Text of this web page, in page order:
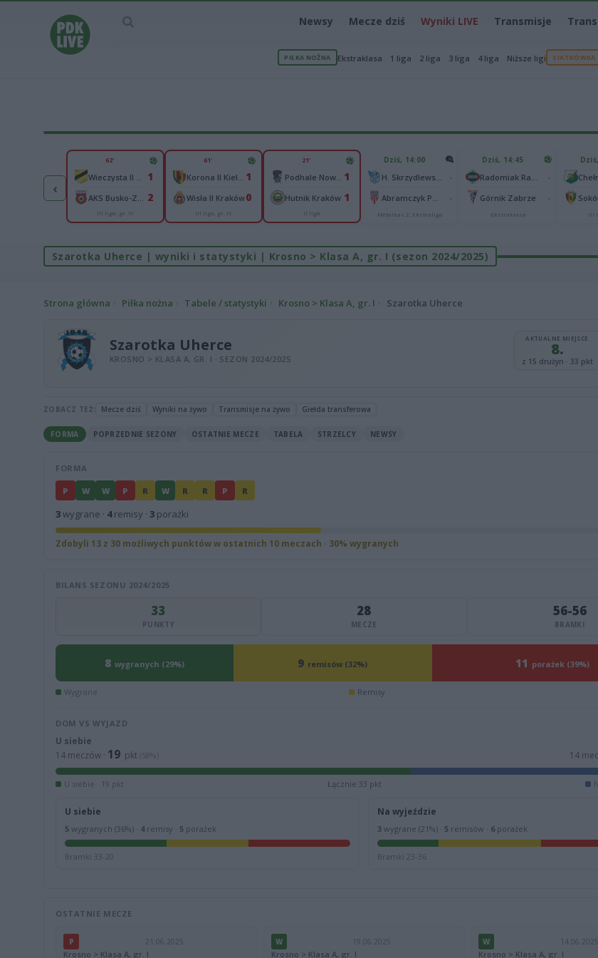
Newsy Mecze dziś Wyniki LIVE Transmisje
PIŁKA NOŻNA Ekstraklasa 1 liga 2 liga 3 liga 4 liga Niższe ligi SIATKÓWKA
‹
2
Radomyślanka Radomyśl Wielki 1
62'
1
2
III liga, gr. IV
61'
1
Wisła II Kraków0
III liga, gr. IV
21'
1
Hutnik Kraków 1
II liga
Dziś, 14:00
Metalkas 2. Ekstraliga
Dziś, 14:45
Górnik Zabrze
Ekstraklasa III
Szarotka Uherce | wyniki i statystyki | Krosno > Klasa A, gr. I (sezon 2024/2025)
Strona główna Piłka nożna Tabele / statystyki Krosno > Klasa A, gr. I Szarotka Uherce
Szarotka Uherce
KROSNO > KLASA A, GR. I · SEZON 2024/2025
AKTUALNE MIEJSCE
8.
z 15 drużyn · 33 pkt
ZOBACZ TEŻ: Mecze dziś Wyniki na żywo Transmisje na żywo Giełda transferowa
FORMA POPRZEDNIE SEZONY OSTATNIE MECZE TABELA STRZELCY NEWSY
FORMA
P W W P R W R R P R
3wygrane · 4remisy · 3 porażki
Zdobyli 13 z 30 możliwych punktów w ostatnich 10 meczach · 30% wygranych
BILANS SEZONU 2024/2025
33
PUNKTY
28
MECZE
56-56
BRAMKI
8 wygranych (29%) 9 remisów (32%) 11 porażek (39%)
Wygrane Remisy
DOM VS WYJAZD
U siebie
14 meczów · 19 pkt (58%)
14
U siebie · 19 pkt Łącznie 33 pkt
U siebie
5 wygranych (36%) · 4remisy · 5 porażek
Bramki 33-20
Na wyjeździe
3 wygrane (21%) · 5 remisów · 6porażek
Bramki 23-36
OSTATNIE MECZE
P 21.06.2025
Krosno > Klasa A, gr. I
W 19.06.2025
Krosno > Klasa A, gr. I
W 14.06.2025
Krosno > Klasa A, gr. I